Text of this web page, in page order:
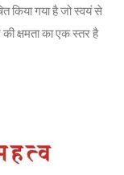
किया गया है जो स्वयं से
क्षमता का एक स्तर है